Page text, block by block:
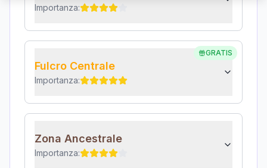
Importanza:
GRATIS
Fulcro Centrale
Importanza:
Zona Ancestrale
Importanza: